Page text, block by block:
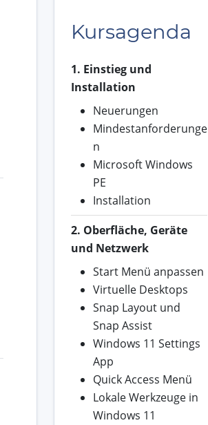
Kursagenda
1. Einstieg und
Installation
Neuerungen
Mindestanforderunge
n
Microsoft Windows
PE
Installation
2. Oberfläche, Geräte
und Netzwerk
Start Menü anpassen
Virtuelle Desktops
Snap Layout und
Snap Assist
Windows 11 Settings
App
Quick Access Menü
Lokale Werkzeuge in
Windows 11